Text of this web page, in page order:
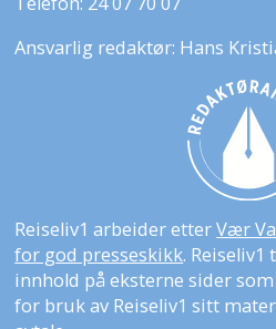
Ansvarlig redaktør: Hans
Reiseliv1 arbeider etterVær
for god presseskikk.
innhold på eksterne sider
for bruk av Reiseliv1 sitt